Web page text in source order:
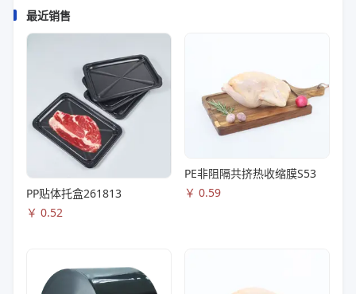
最近销售
PP贴体托盒261813
￥ 0.52
PE非阻隔共挤热收缩膜S53
￥ 0.59